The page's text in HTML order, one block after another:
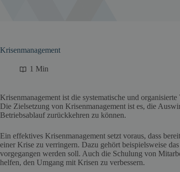
Krisenmanagement
1 Min
Krisenmanagement ist die systematische und
Die Zielsetzung von Krisenmanagement ist es, die
Betriebsablauf zurückkehren zu können.
Ein effektives Krisenmanagement setzt voraus, dass
einer Krise zu verringern. Dazu gehört beispielsweise
vorgegangen werden soll. Auch die Schulung von
helfen, den Umgang mit Krisen zu verbessern.